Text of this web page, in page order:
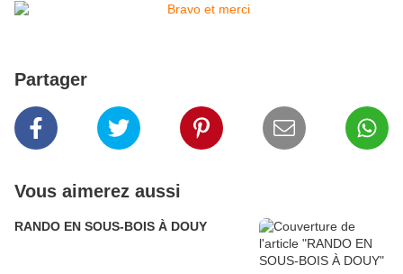
Partager
Vous aimerez aussi
RANDO EN SOUS-BOIS À DOUY